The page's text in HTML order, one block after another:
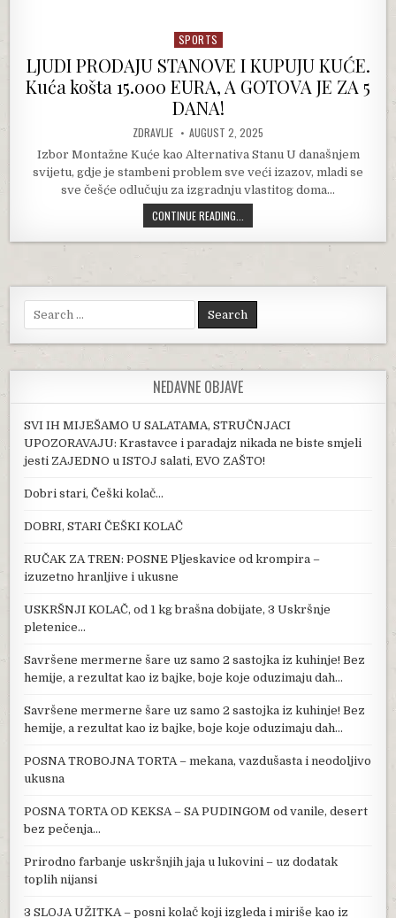
Posted in
SPORTS
LJUDI PRODAJU STANOVE I KUPUJU KUĆE.
Kuća košta 15.000 EURA, A GOTOVA JE ZA 5
DANA!
AUTHOR:
ZDRAVLJE PUBLISHED DATE:
AUGUST 2, 2025
Izbor Montažne Kuće kao Alternativa Stanu U današnjem
svijetu, gdje je stambeni problem sve veći izazov, mladi se
sve češće odlučuju za izgradnju vlastitog doma…
CONTINUE READING...
Search for:
NEDAVNE OBJAVE
SVI IH MIJEŠAMO U SALATAMA, STRUČNJACI
UPOZORAVAJU: Krastavce i paradajz nikada ne biste smjeli
jesti ZAJEDNO u ISTOJ salati, EVO ZAŠTO!
Dobri stari, Češki kolač…
DOBRI, STARI ČEŠKI KOLAČ
RUČAK ZA TREN: POSNE Pljeskavice od krompira –
izuzetno hranljive i ukusne
USKRŠNJI KOLAČ, od 1 kg brašna dobijate, 3 Uskršnje
pletenice…
Savršene mermerne šare uz samo 2 sastojka iz kuhinje! Bez
hemije, a rezultat kao iz bajke, boje koje oduzimaju dah…
Savršene mermerne šare uz samo 2 sastojka iz kuhinje! Bez
hemije, a rezultat kao iz bajke, boje koje oduzimaju dah…
POSNA TROBOJNA TORTA – mekana, vazdušasta i neodoljivo
ukusna
POSNA TORTA OD KEKSA – SA PUDINGOM od vanile, desert
bez pečenja…
Prirodno farbanje uskršnjih jaja u lukovini – uz dodatak
toplih nijansi
3 SLOJA UŽITKA – posni kolač koji izgleda i miriše kao iz